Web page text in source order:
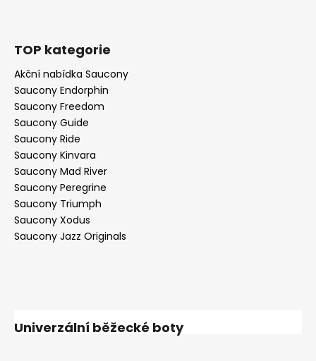
TOP kategorie
Akční nabídka Saucony
Saucony Endorphin
Saucony Freedom
Saucony Guide
Saucony Ride
Saucony Kinvara
Saucony Mad River
Saucony Peregrine
Saucony Triumph
Saucony Xodus
Saucony Jazz Originals
Univerzální běžecké boty